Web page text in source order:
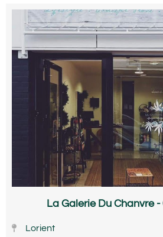
La Galerie Du Chanvre
Lorient